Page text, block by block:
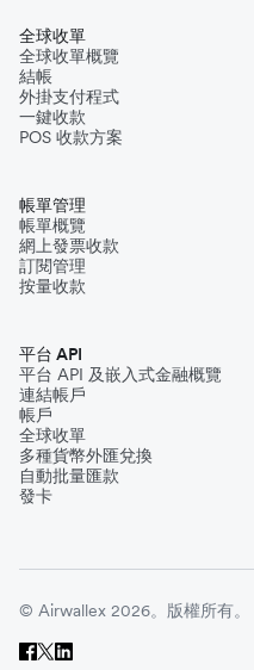
全球收單
全球收單概覽
結帳
外掛支付程式
一鍵收款
POS 收款方案
帳單管理
帳單概覽
網上發票收款
訂閱管理
按量收款
平台 API
平台 API 及嵌入式金融概覽
連結帳戶
帳戶
全球收單
多種貨幣外匯兌換
自動批量匯款
發卡
© Airwallex 2026。版權所有。